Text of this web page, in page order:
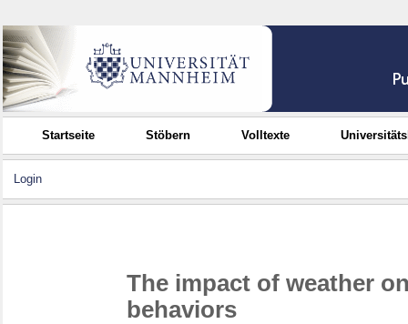
Startseite Stöbern Volltexte
Login
The impact of weather
behaviors